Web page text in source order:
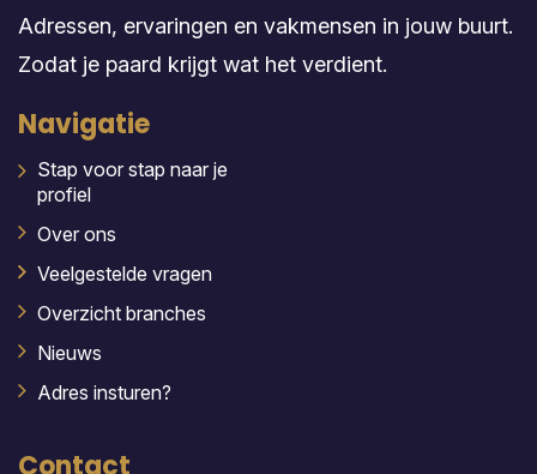
Adressen, ervaringen en vakmensen in jouw buurt.
Zodat je paard krijgt wat het verdient.
Navigatie
Stap voor stap naar je
profiel
Over ons
Veelgestelde vragen
Overzicht branches
Nieuws
Adres insturen?
Contact